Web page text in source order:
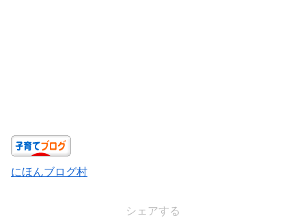
にほんブログ村
シェアする